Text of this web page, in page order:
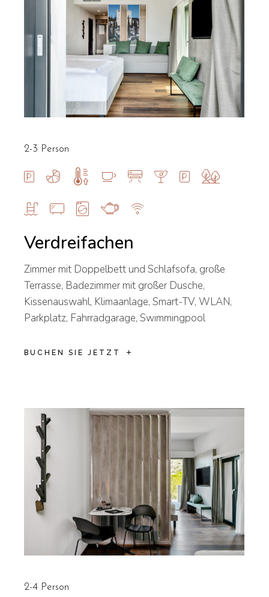
Verdreifachen
Zimmer mit Doppelbett und Schlafsofa, große
Terrasse, Badezimmer mit großer Dusche,
Kissenauswahl, Klimaanlage, Smart-TV, WLAN,
Parkplatz, Fahrradgarage, Swimmingpool
BUCHEN SIE JETZT
2-3 Person
2-4 Person